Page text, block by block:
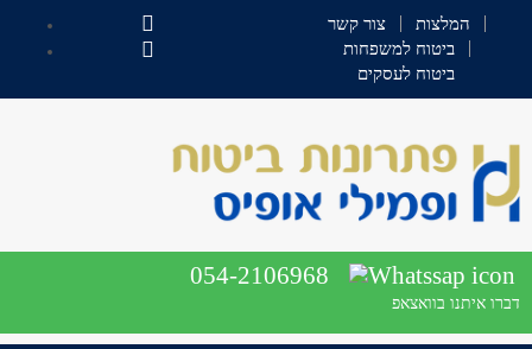
צור קשר
המלצות
ביטוח למשפחות
ביטוח לעסקים
054-2106968
דברו איתנו בוואצאפ